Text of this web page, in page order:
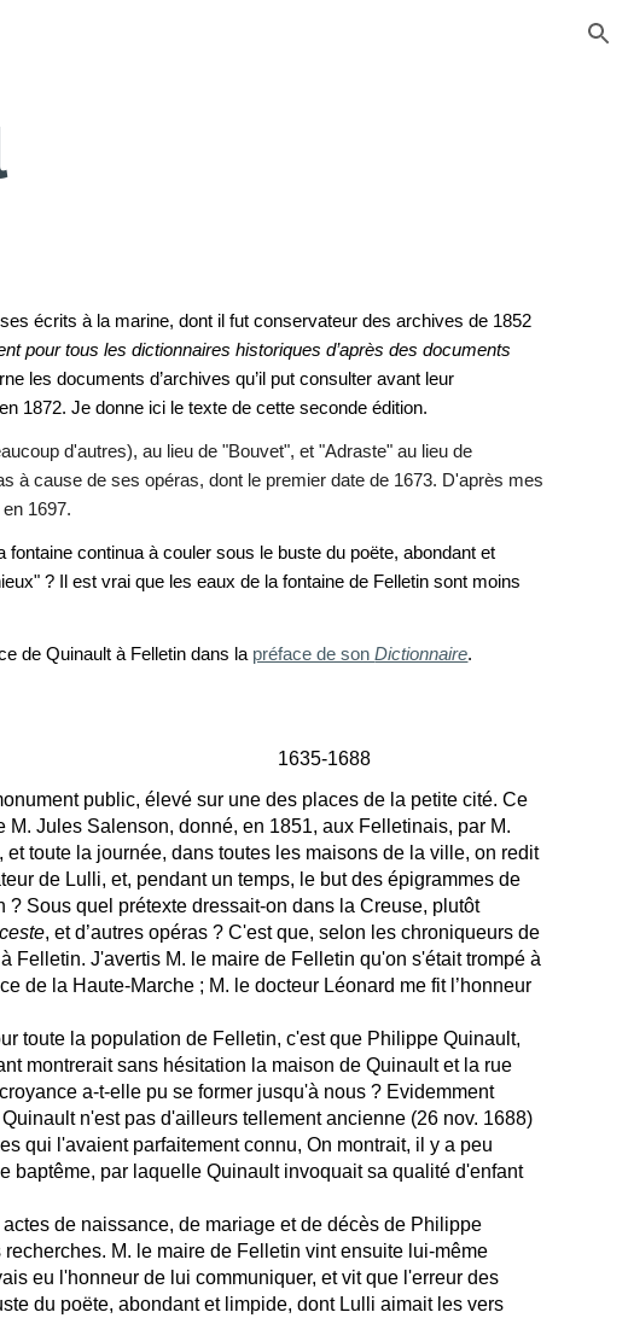
écrits à la marine, dont il fut conservateur des archives de 1852
pour tous les dictionnaires historiques d’après des documents
les documents d’archives qu’il put consulter avant leur
1872. Je donne ici le texte de cette seconde édition.
d'autres), au lieu de "Bouvet", et "Adraste" au lieu de
à cause de ses opéras, dont le premier date de 1673. D'après mes
1697.
fontaine continua à couler sous le buste du poëte, abondant et
? Il est vrai que les eaux de lafontaine de Felletin sont moins
de Quinault à Felletin dans la préface de sonDictionnaire.
1635-1688
public, élevé sur une des places de la petite cité. Ce
Jules Salenson, donné, en 1851, aux Felletinais, par M.
toute la journée, dans toutes les maisons de la ville, on redit
de Lulli, et, pendant un temps, le but des épigrammes de
Sous quel prétexte dressait-on dans la Creuse, plutôt
, et d’autres opéras ? C'est que, selon les chroniqueurs de
Felletin. J'avertis M. le maire de Felletin qu'on s'était trompé à
de la Haute-Marche ; M. le docteur Léonard me fit l’honneur
toute la population de Felletin, c'est que Philippe Quinault,
montrerait sans hésitation la maison de Quinault et la rue
a-t-elle pu se former jusqu'à nous ? Evidemment
n'est pas d'ailleurs tellement ancienne (26 nov. 1688)
qui l'avaient parfaitement connu, On montrait, il y a peu
baptême, par laquelle Quinault invoquait sa qualité d'enfant
de naissance, de mariage et de décès de Philippe
M. le maire de Felletin vint ensuite lui-même
eu l'honneur de lui communiquer, et vit que l'erreur des
du poëte, abondant et limpide, dont Lulli aimait les vers